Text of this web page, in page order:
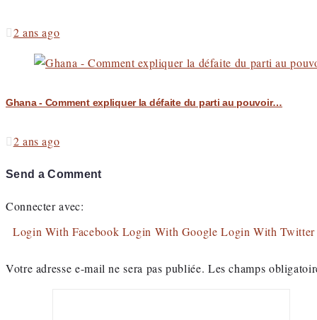
2 ans ago
Ghana - Comment expliquer la défaite du parti au pouvoir…
2 ans ago
Send a Comment
Connecter avec:
Login With Facebook Login With GoogleLogin With Twitter
Votre adresse e-mail ne sera pas publiée. Les champs